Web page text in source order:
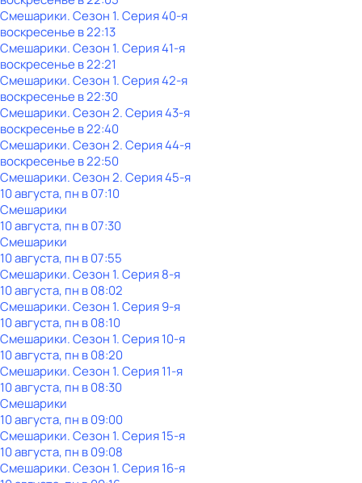
Смешарики. Сезон 1. Серия 40-я
воскресенье в22:13
Смешарики. Сезон 1. Серия 41-я
воскресенье в22:21
Смешарики. Сезон 1. Серия 42-я
воскресенье в22:30
Смешарики. Сезон 2. Серия 43-я
воскресенье в22:40
Смешарики. Сезон 2. Серия 44-я
воскресенье в22:50
Смешарики. Сезон 2. Серия 45-я
10 августа, пн в 07:10
Смешарики
10 августа, пн в 07:30
Смешарики
10 августа, пн в 07:55
Смешарики. Сезон 1. Серия 8-я
10 августа, пн в 08:02
Смешарики. Сезон 1. Серия 9-я
10 августа, пн в 08:10
Смешарики. Сезон 1. Серия 10-я
10 августа, пн в 08:20
Смешарики. Сезон 1. Серия 11-я
10 августа, пн в 08:30
Смешарики
10 августа, пн в 09:00
Смешарики. Сезон 1. Серия 15-я
10 августа, пн в 09:08
Смешарики. Сезон 1. Серия 16-я